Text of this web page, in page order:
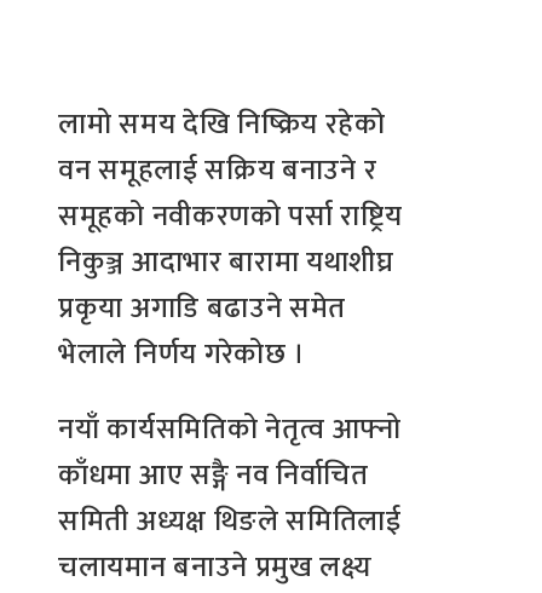
लामो समय देखि निष्क्रिय रहेको
वन समूहलाई सक्रिय बनाउने र
समूहको नवीकरणको पर्सा राष्ट्रिय
निकुञ्ज आदाभार बारामा यथाशीघ्र
प्रकृया अगाडि बढाउने समेत
भेलाले निर्णय गरेकोछ ।
नयाँ कार्यसमितिको नेतृत्व आफ्नो
काँधमा आए सङ्गै नव निर्वाचित
समिती अध्यक्ष थिङले समितिलाई
चलायमान बनाउने प्रमुख लक्ष्य